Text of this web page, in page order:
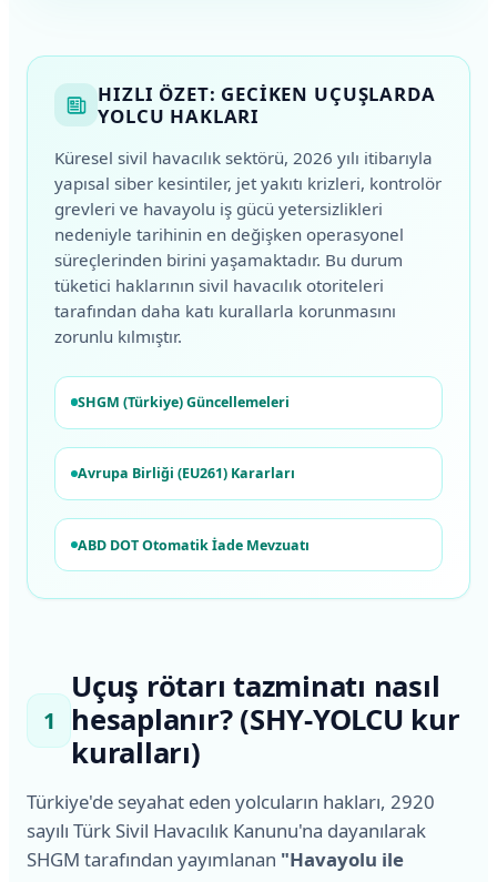
HIZLI ÖZET: GECIKEN UÇUŞLARDA
YOLCU HAKLARI
Küresel sivil havacılık sektörü, 2026 yılı itibarıyla
yapısal siber kesintiler, jet yakıtı krizleri, kontrolör
grevleri ve havayolu iş gücü yetersizlikleri
nedeniyle tarihinin en değişken operasyonel
süreçlerinden birini yaşamaktadır. Bu durum
tüketici haklarının sivil havacılık otoriteleri
tarafından daha katı kurallarla korunmasını
zorunlu kılmıştır.
SHGM (Türkiye) Güncellemeleri
Avrupa Birliği (EU261) Kararları
ABD DOT Otomatik İade Mevzuatı
1
Uçuş rötarı tazminatı nasıl
hesaplanır? (SHY-YOLCU kur
kuralları)
Türkiye'de seyahat eden yolcuların hakları, 2920
sayılı Türk Sivil Havacılık Kanunu'na dayanılarak
SHGM tarafından yayımlanan "Havayolu ile